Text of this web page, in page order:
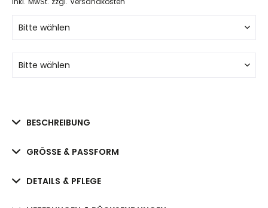
BESCHREIBUNG
GRÖSSE & PASSFORM
DETAILS & PFLEGE